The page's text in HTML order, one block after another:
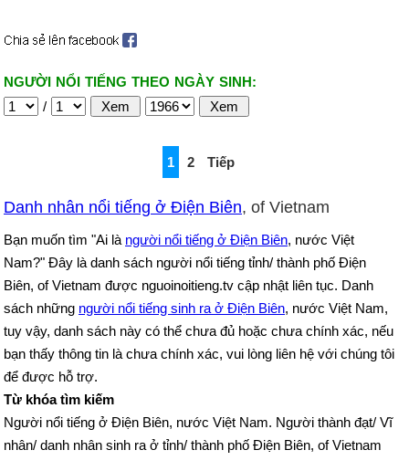
NGƯỜI NỔI TIẾNG THEO NGÀY SINH:
/
1 2 Tiếp
Danh nhân nổi tiếng ở Điện Biên, of Vietnam
Bạn muốn tìm "Ai là người nổi tiếng ở Điện Biên, nước Việt
Nam?" Đây là danh sách người nổi tiếng tỉnh/ thành phố Điện
Biên, of Vietnam được nguoinoitieng.tv cập nhật liên tục. Danh
sách những người nổi tiếng sinh ra ở Điện Biên, nước Việt Nam,
tuy vậy, danh sách này có thể chưa đủ hoặc chưa chính xác, nếu
bạn thấy thông tin là chưa chính xác, vui lòng liên hệ với chúng tôi
để được hỗ trợ.
Từ khóa tìm kiếm
Người nổi tiếng ở Điện Biên, nước Việt Nam. Người thành đạt/ Vĩ
nhân/ danh nhân sinh ra ở tỉnh/ thành phố Điện Biên, of Vietnam